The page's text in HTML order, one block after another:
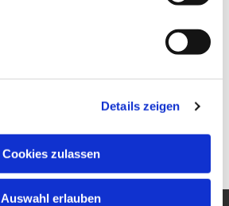
Details zeigen
Cookies zulassen
Auswahl erlauben